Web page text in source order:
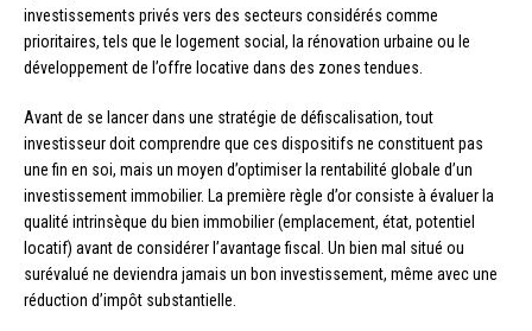
investissements privés vers des secteurs considérés comme
prioritaires, tels que le logement social, la rénovation urbaine ou le
développement de l’offre locative dans des zones tendues.
Avant de se lancer dans une stratégie de défiscalisation, tout
investisseur doit comprendre que ces dispositifs ne constituent pas
une fin en soi, mais un moyen d’optimiser la rentabilité globale d’un
investissement immobilier. La première règle d’or consiste à évaluer la
qualité intrinsèque du bien immobilier (emplacement, état, potentiel
locatif) avant de considérer l’avantage fiscal. Un bien mal situé ou
surévalué ne deviendra jamais un bon investissement, même avec une
réduction d’impôt substantielle.